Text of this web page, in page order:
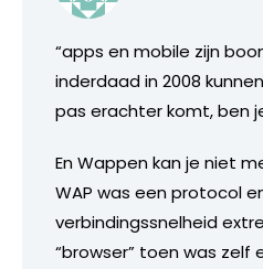
“apps en mobile zijn
inderdaad in 2008
pas erachter komt, ben
En Wappen kan je niet
WAP was een protocol
verbindingssnelheid
“browser” toen was zelf